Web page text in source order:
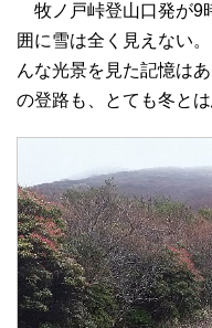
牧ノ戸峠登山口発が9
囲に雪は全く見えない
んな光景を見た記憶は
の登路も、とても冬と